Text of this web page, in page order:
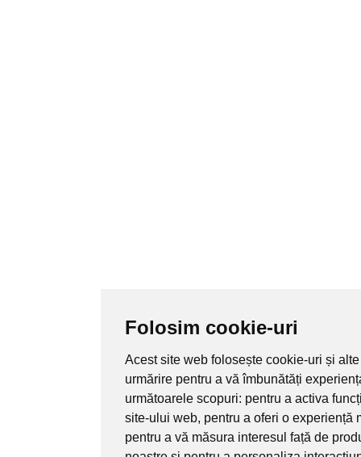
Folosim cookie-uri
Acest site web folosește cookie-uri și
urmărire pentru a vă îmbunătăți
următoarele scopuri: pentru a activa
site-ului web, pentru a oferi o experiență
pentru a vă măsura interesul față de